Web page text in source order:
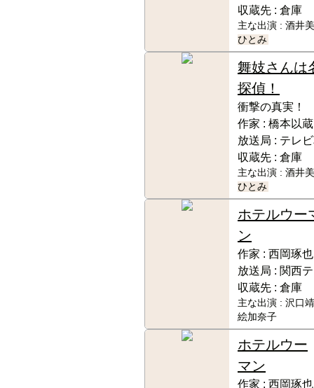
収蔵先 : 倉庫
主な出演 : 酒井
ひとみ
舞妓さんは
探偵！
衝撃の真実！
作家 : 橋本以蔵
放送局 : テレ
収蔵先 : 倉庫
主な出演 : 酒井
ひとみ
ホテルウー
ン
作家 : 西岡琢也
放送局 : 関西
収蔵先 : 倉庫
主な出演 : 沢口
絵加奈子
ホテルウー
マン
作家 : 西岡琢也